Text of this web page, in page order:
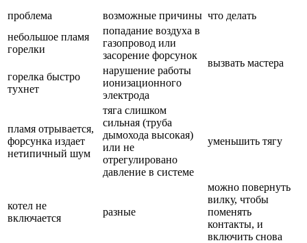
проблема возможные причины что делать
небольшое пламя
горелки
попадание воздуха в
газопровод или
засорение форсунок
вызвать мастера
горелка быстро
тухнет
нарушение работы
ионизационного
электрода
пламя отрывается,
форсунка издает
нетипичный шум
тяга слишком
сильная (труба
дымохода высокая)
или не
отрегулировано
давление в системе
уменьшить тягу
котел не
включается
разные
можно повернуть
вилку, чтобы
поменять
контакты, и
включить снова